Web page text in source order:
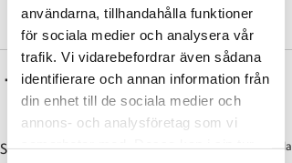
användarna, tillhandahålla funktioner
för sociala medier och analysera vår
trafik. Vi vidarebefordrar även sådana
identifierare och annan information från
din enhet till de sociala medier och
annons- och analysföretag som vi
Senaste inlägg Visa alla